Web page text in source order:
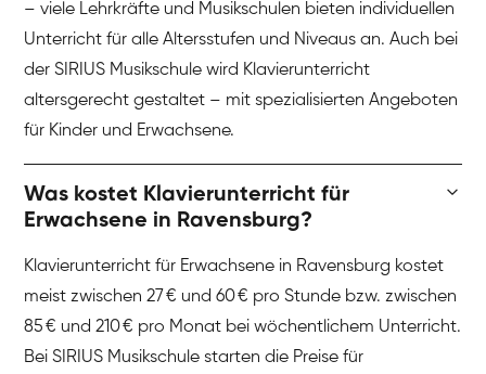
– viele Lehrkräfte und Musikschulen bieten individuellen
Unterricht für alle Altersstufen und Niveaus an. Auch bei
der SIRIUS Musikschule wird Klavierunterricht
altersgerecht gestaltet – mit spezialisierten Angeboten
für Kinder und Erwachsene.
Was kostet Klavierunterricht für
Erwachsene in Ravensburg?
Klavierunterricht für Erwachsene in Ravensburg kostet
meist zwischen 27 € und 60 € pro Stunde bzw. zwischen
85 € und 210 € pro Monat bei wöchentlichem Unterricht.
Bei SIRIUS Musikschule starten die Preise für